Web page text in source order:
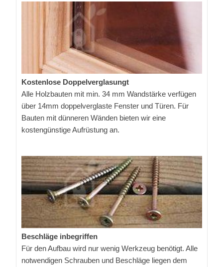
Kostenlose Doppelverglasungt
Alle Holzbauten mit min. 34 mm Wandstärke verfügen
über 14mm doppelverglaste Fenster und Türen. Für
Bauten mit dünneren Wänden bieten wir eine
kostengünstige Aufrüstung an.
Beschläge inbegriffen
Für den Aufbau wird nur wenig Werkzeug benötigt. Alle
notwendigen Schrauben und Beschläge liegen dem